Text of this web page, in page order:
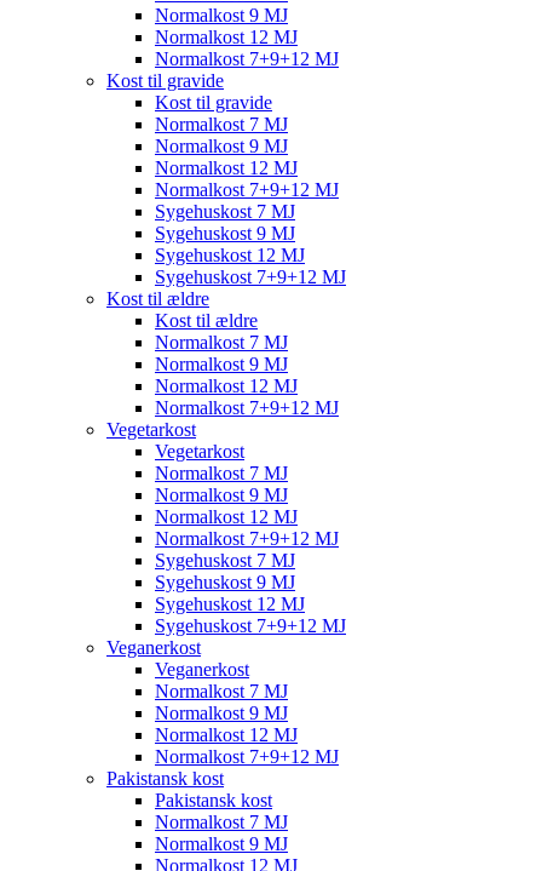
Normalkost 9 MJ
Normalkost 12 MJ
Normalkost 7+9+12 MJ
Kost til gravide
Kost til gravide
Normalkost 7 MJ
Normalkost 9 MJ
Normalkost 12 MJ
Normalkost 7+9+12 MJ
Sygehuskost 7 MJ
Sygehuskost 9 MJ
Sygehuskost 12 MJ
Sygehuskost 7+9+12 MJ
Kost til ældre
Kost til ældre
Normalkost 7 MJ
Normalkost 9 MJ
Normalkost 12 MJ
Normalkost 7+9+12 MJ
Vegetarkost
Vegetarkost
Normalkost 7 MJ
Normalkost 9 MJ
Normalkost 12 MJ
Normalkost 7+9+12 MJ
Sygehuskost 7 MJ
Sygehuskost 9 MJ
Sygehuskost 12 MJ
Sygehuskost 7+9+12 MJ
Veganerkost
Veganerkost
Normalkost 7 MJ
Normalkost 9 MJ
Normalkost 12 MJ
Normalkost 7+9+12 MJ
Pakistansk kost
Pakistansk kost
Normalkost 7 MJ
Normalkost 9 MJ
Normalkost 12 MJ